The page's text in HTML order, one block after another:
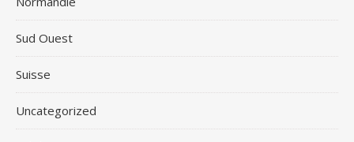
Sud Ouest
Suisse
Uncategorized